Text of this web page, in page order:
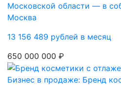
Московской области — в
Москва
13 156 489 рублей в месяц
650 000 000 ₽
Бизнес в продаже: Бренд